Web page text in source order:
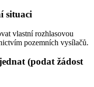
situaci
vlastní rozhlasovou
pozemních vysílačů.
(podat žádost